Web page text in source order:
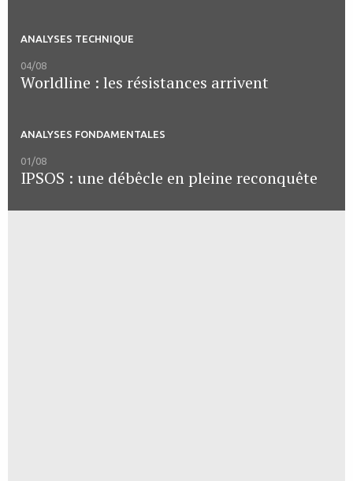
ANALYSES TECHNIQUE
04/08
Worldline : les résistances arrivent
ANALYSES FONDAMENTALES
01/08
IPSOS : une débêcle en pleine reconquête